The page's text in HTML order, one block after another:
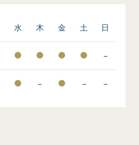
水 木 金 土 日
−
− − −